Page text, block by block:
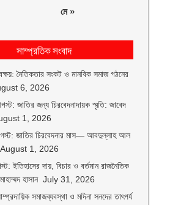
মে »
সাম্প্রতিক সংবাদ
নৈতিকতার সংকট ও মানবিক সমাজ গঠনের
6, 2026
জাতির জন্য চিরবেদনাদায়ক স্মৃতি: জাবেদ
1, 2026
জাতির চিরবেদনার মাস— আবদুল্লাহ আল
August 1, 2026
ইতিহাসের দায়, বিচার ও বর্তমান রাজনৈতিক
হাসান July 31, 2026
সমাজব্যবস্থা ও মদিনা সনদের তাৎপর্য